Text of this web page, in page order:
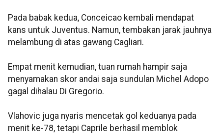
Pada babak kedua, Conceicao kembali mendapat
kans untuk Juventus. Namun, tembakan jarak jauhnya
melambung di atas gawang Cagliari.
Empat menit kemudian, tuan rumah hampir saja
menyamakan skor andai saja sundulan Michel Adopo
gagal dihalau Di Gregorio.
Vlahovic juga nyaris mencetak gol keduanya pada
menit ke-78, tetapi Caprile berhasil memblok